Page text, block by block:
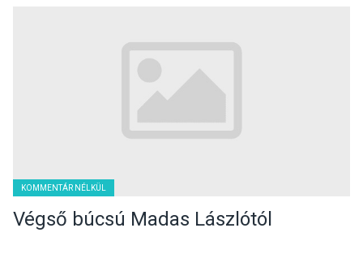
KOMMENTÁR NÉLKÜL
Végső búcsú Madas Lászlótól